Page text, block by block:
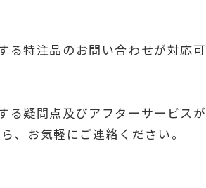
る特注品のお問い合わせが対応可
る疑問点及びアフターサービスが
、お気軽にご連絡ください。